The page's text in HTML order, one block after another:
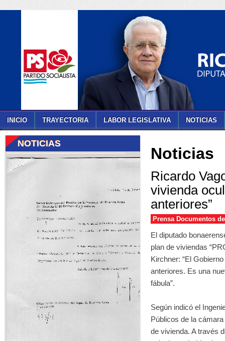
INICIO TRAYECTORIA LABOR LEGISLATIVA NOTICIAS
NOTICIAS
Noticias
Ricardo
vivienda
anteriores”
Prensa Documentos
El diputado
plan de viviendas
Kirchner: “El
anteriores. Es una
fábula”.
Según indicó el
Públicos de la
de vivienda. A través